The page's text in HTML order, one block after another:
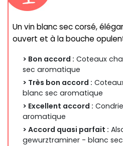
Un vin blanc sec corsé,
ouvert et à la bouche
> Bon accord : Coteaux
sec aromatique
> Très bon accord :
blanc sec aromatique
> Excellent accord :
aromatique
> Accord quasi parfait :
gewurztraminer - blanc